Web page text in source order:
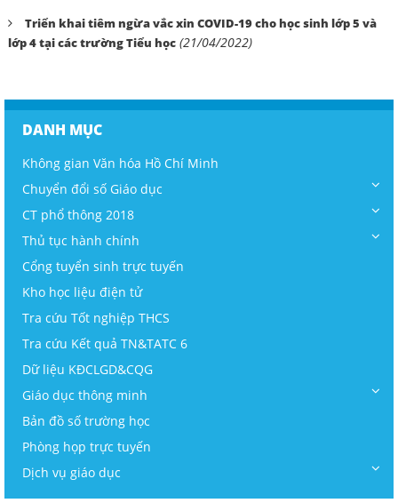
Triển khai tiêm ngừa vắc xin COVID-19 cho học sinh lớp 5 và
lớp 4 tại các trường Tiểu học (21/04/2022)
DANH MỤC
Không gian Văn hóa Hồ Chí Minh
Chuyển đổi số Giáo dục
CT phổ thông 2018
Thủ tục hành chính
Cổng tuyển sinh trực tuyến
Kho học liệu điện tử
Tra cứu Tốt nghiệp THCS
Tra cứu Kết quả TN&TATC 6
Dữ liệu KĐCLGD&CQG
Giáo dục thông minh
Bản đồ số trường học
Phòng họp trực tuyến
Dịch vụ giáo dục